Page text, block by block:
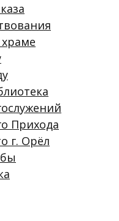
Прихода
г. Орёл